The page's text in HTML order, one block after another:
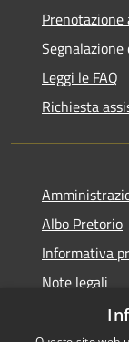
Leggi le FAQ
Richiesta
Albo Pretorio
Informativa
Note legali